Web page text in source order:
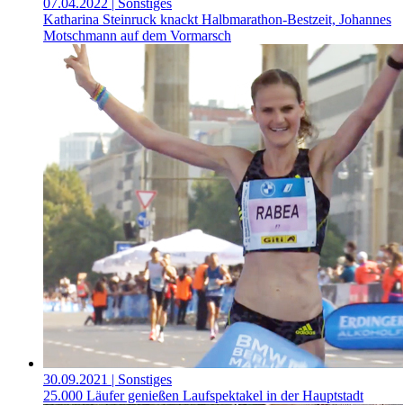
07.04.2022 | Sonstiges
Katharina Steinruck knackt Halbmarathon-Bestzeit, Johannes
Motschmann auf dem Vormarsch
30.09.2021 | Sonstiges
25.000 Läufer genießen Laufspektakel in der Hauptstadt